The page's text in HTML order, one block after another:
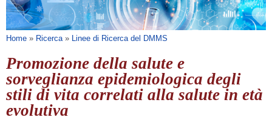
SERVIZI
Tu sei qui
Home » Ricerca» Linee di Ricerca del DMMS
Promozione della salute e
sorveglianza epidemiologica degli
stili di vita correlati alla salute in età
evolutiva